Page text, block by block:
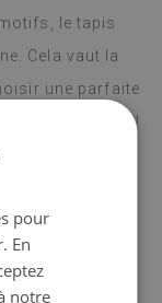
le tapis
Cela vaut la
une parfaite
avec une idée !
PES ;
pour
En
notre